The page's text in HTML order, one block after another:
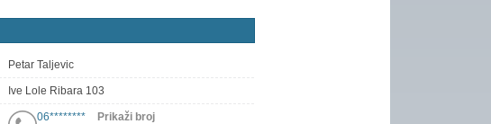
Petar Taljevic
Ive Lole Ribara 103
06******** Prikaži broj